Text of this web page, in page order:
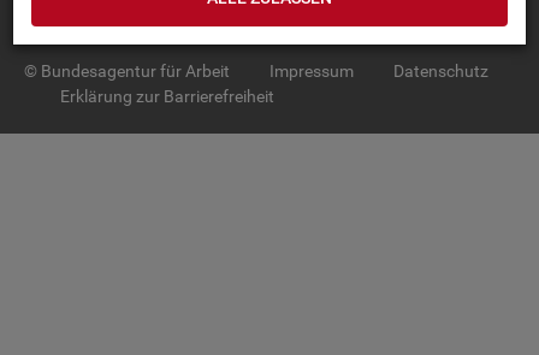
© Bundesagentur für Arbeit Impressum
Datenschutz
Erklärung zur Barrierefreiheit